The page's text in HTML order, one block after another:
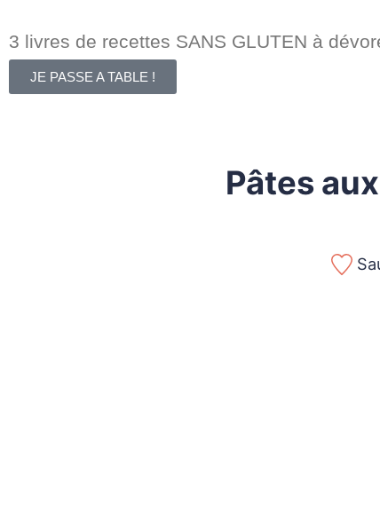
3 livres de recettes SANS GLUTEN à
JE PASSE A TABLE !
Pâtes